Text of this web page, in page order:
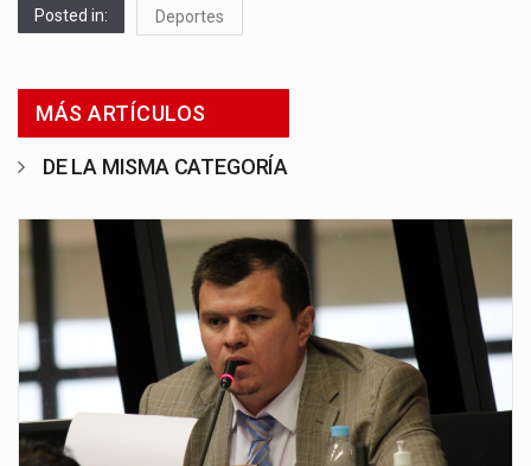
Posted in: Deportes
MÁS ARTÍCULOS
DE LA MISMA CATEGORÍA